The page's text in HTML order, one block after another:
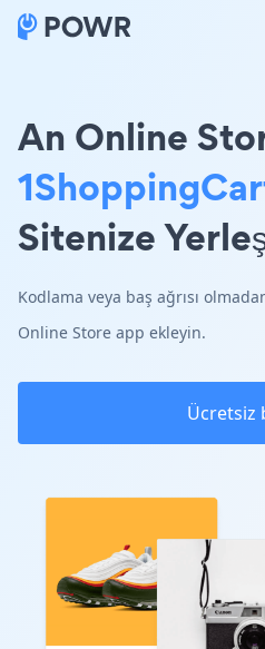
An Online
Sitenize
Kodlama veya baş ağrısı
Online Store app ekleyin.
Ücretsiz